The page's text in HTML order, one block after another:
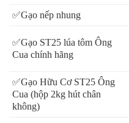
✅Gạo nếp nhung
✅Gạo ST25 lúa tôm Ông
Cua chính hãng
✅Gạo Hữu Cơ ST25 Ông
Cua (hộp 2kg hút chân
không)